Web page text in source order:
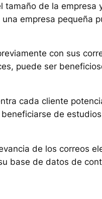
de la empresa
empresa pequeña
con sus
puede ser
cada cliente
de
de los correos
base de datos de